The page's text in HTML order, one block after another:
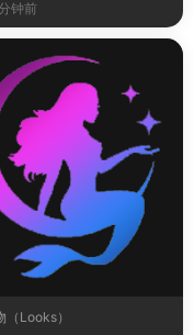
钟前
（Looks）